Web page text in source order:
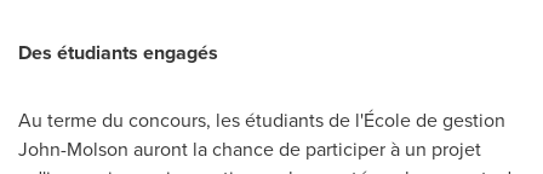
Des étudiants engagés
Au terme du concours, les étudiants de l'École de gestion
John-Molson auront la chance de participer à un projet